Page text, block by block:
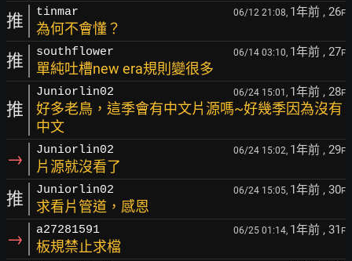
推 tinmar 06/12 21:08, 1年前 , 26F
為何不會懂？
推 southflower 06/14 03:10, 1年前 , 27F
單純吐槽new era規則變很多
推
Juniorlin02 06/24 15:01, 1年前 , 28F
好多老鳥，這季會有中文片源嗎~好幾季因為沒有
中文
→ Juniorlin02 06/24 15:02, 1年前 , 29F
片源就沒看了
推 Juniorlin02 06/24 15:05, 1年前 , 30F
求看片管道，感恩
→ a27281591 06/25 01:14, 1年前 , 31 F
板規禁止求檔